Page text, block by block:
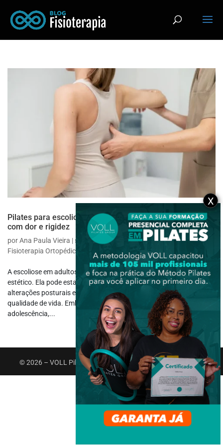
Pilates para escoliose em adultos: estratégias para lidar
com dor e rigidez
porAna Paula Vieira | set 1, 2025 |Fisioterapia Específica,
Fisioterapia Ortopédica
A escoliose em adultos é uma condição que vai além do aspecto
estético. Ela pode estar associada a dor crônica, rigidez muscular,
alterações posturais e limitações funcionais que reduzem a
qualidade de vida. Embora o diagnóstico geralmente ocorra na
adolescência,...
© 2026 – VOLL Pilates Group. Todos os direitos reservados.
X